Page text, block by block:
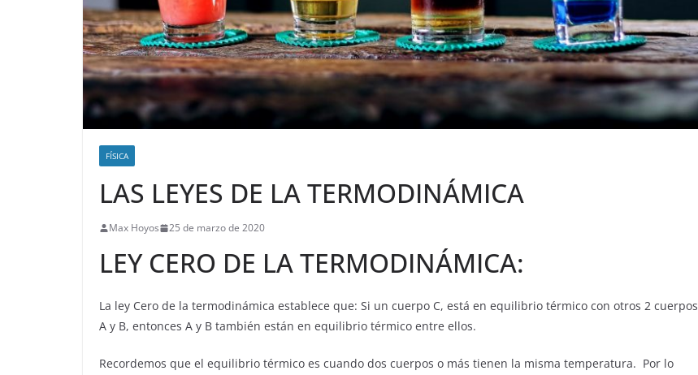
FÍSICA
LAS LEYES DE LA TERMODINÁMICA
Max Hoyos 25 de marzo de 2020
LEY CERO DE LA TERMODINÁMICA:
La ley Cero de la termodinámica establece que: Si un cuerpo C, está en equilibrio térmico con otros 2 cuerpos
A y B, entonces A y B también están en equilibrio térmico entre ellos.
Recordemos que el equilibrio térmico es cuando dos cuerpos o más tienen la misma temperatura. Por lo